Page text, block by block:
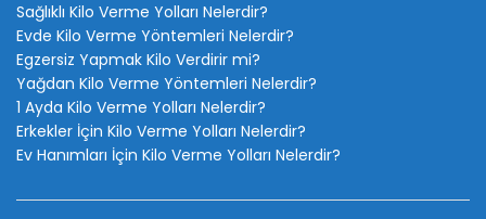
Sağlıklı Kilo Verme Yolları Nelerdir?
Evde Kilo Verme Yöntemleri Nelerdir?
Egzersiz Yapmak Kilo Verdirir mi?
Yağdan Kilo Verme Yöntemleri Nelerdir?
1 Ayda Kilo Verme Yolları Nelerdir?
Erkekler İçin Kilo Verme Yolları Nelerdir?
Ev Hanımları İçin Kilo Verme Yolları Nelerdir?